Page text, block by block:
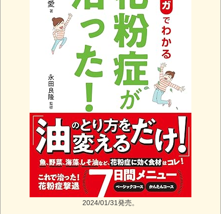
2024/01/31発売。